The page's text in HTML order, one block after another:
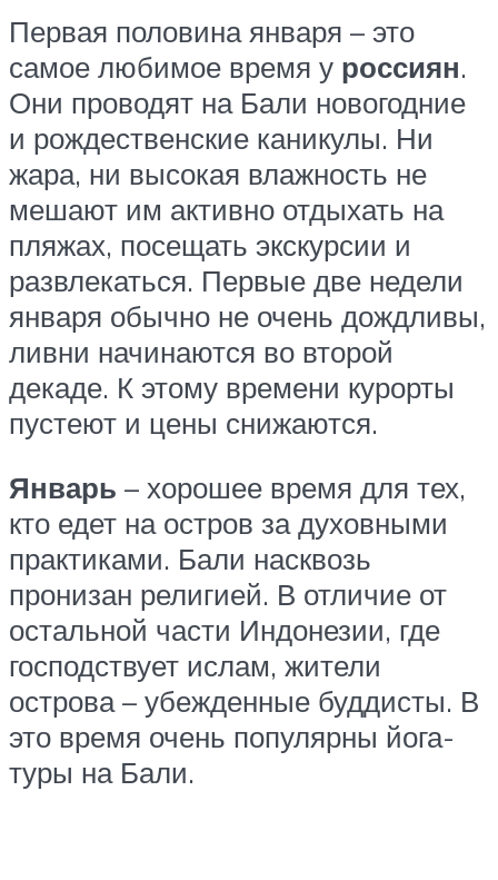
Первая половина января – это
самое любимое время у россиян.
Они проводят на Бали новогодние
и рождественские каникулы. Ни
жара, ни высокая влажность не
мешают им активно отдыхать на
пляжах, посещать экскурсии и
развлекаться. Первые две недели
января обычно не очень дождливы,
ливни начинаются во второй
декаде. К этому времени курорты
пустеют и цены снижаются.
Январь – хорошее время для тех,
кто едет на остров за духовными
практиками. Бали насквозь
пронизан религией. В отличие от
остальной части Индонезии, где
господствует ислам, жители
острова – убежденные буддисты. В
это время очень популярны йога-
туры на Бали.